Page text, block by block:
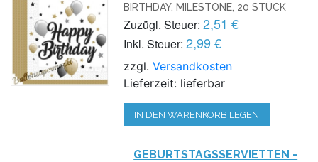
BIRTHDAY, MILESTONE, 20 STÜCK
Zuzügl. Steuer: 2,51 €
Inkl. Steuer: 2,99 €
zzgl.Versandkosten
Lieferzeit: lieferbar
IN DEN WARENKORB LEGEN
GEBURTSTAGSSERVIETTEN -